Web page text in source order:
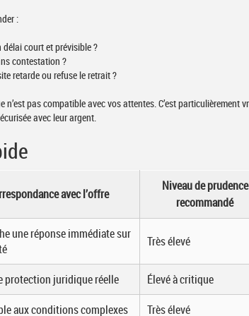
:
court et prévisible ?
contestation ?
retarde ou refuse le retrait ?
pas compatible avec vos attentes. C’est particulièrement
avec leur argent.
avec l’offre
Niveau de prudence
recommandé
une réponse immédiate sur
Très élevé
protection juridique réelle
Élevé à critique
aux conditions complexes Très élevé